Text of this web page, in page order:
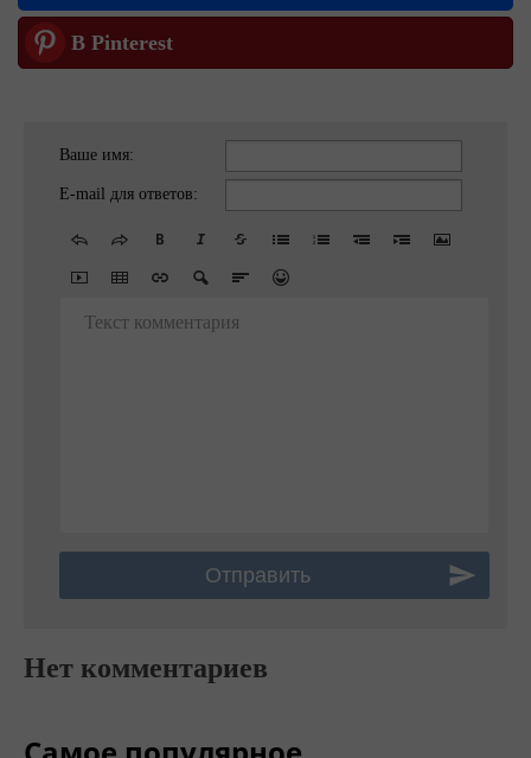
В Pinterest
Ваше имя:
E-mail для ответов:
Текст комментария
Нет комментариев